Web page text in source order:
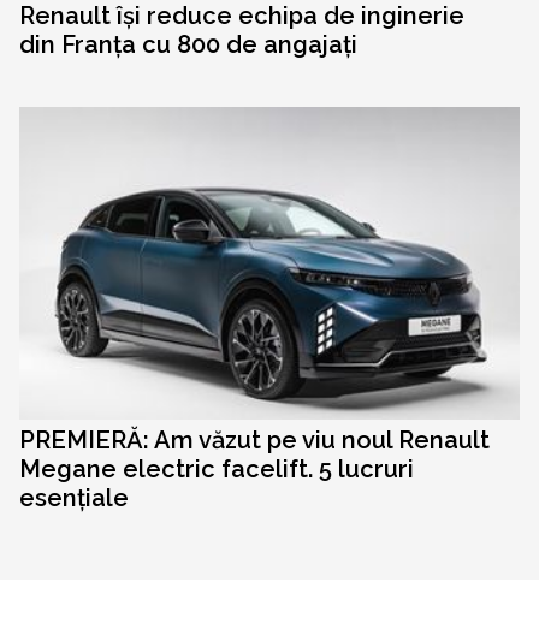
Renault își reduce echipa de inginerie
din Franța cu 800 de angajați
PREMIERĂ: Am văzut pe viu noul Renault
Megane electric facelift. 5 lucruri
esențiale